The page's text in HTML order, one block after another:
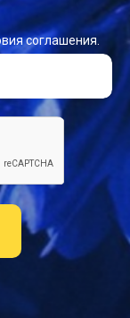
соглашения.